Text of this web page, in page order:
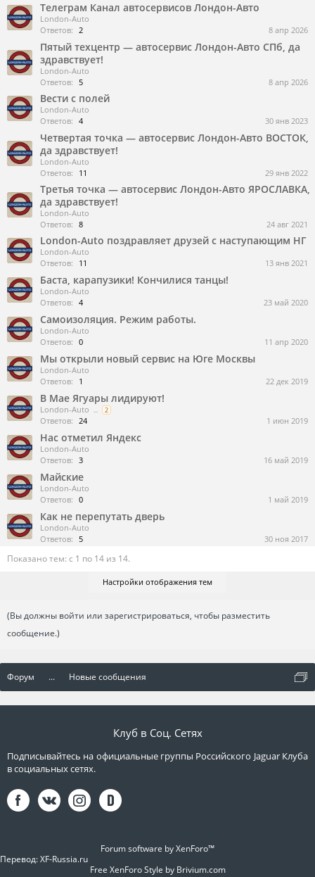
Телеграм Канал автосервисов Лондон-Авто
London-Auto
Ответов: 2 8 апр 2026
Пятый техцентр — автосервис Лондон-Авто СПб, да
здравствует!
London-Auto
Ответов: 5 8 апр 2026
Вести с полей
London-Auto
Ответов: 4 30 янв 2023
Четвертая точка — автосервис Лондон-Авто ВОСТОК,
да здравствует!
London-Auto
Ответов:
11 29 янв 2022
Третья точка — автосервис Лондон-Авто ЯРОСЛАВКА,
да здравствует!
London-Auto
Ответов: 8 24 авг 2021
London-Auto поздравляет друзей с наступающим НГ
London-Auto
Ответов:
11 13 янв 2021
Баста, карапузики! Кончилися танцы!
London-Auto
Ответов: 4 23 май 2020
Самоизоляция. Режим работы.
London-Auto
Ответов: 0 11 апр 2020
Мы открыли новый сервис на Юге Москвы
London-Auto
Ответов:
1 22 дек 2019
В Мае Ягуары лидируют!
London-Auto ... 2
Ответов: 24 1 июн 2019
Нас отметил Яндекс
London-Auto
Ответов: 3 16 май 2019
Майские
London-Auto
Ответов: 0 1 май 2019
Как не перепутать дверь
London-Auto
Ответов: 5 30 ноя 2017
Показано тем: с 1 по 14 из 14.
Настройки отображения тем
(Вы должны войти или зарегистрироваться, чтобы разместить
сообщение.)
Форум ... Новые сообщения
Клуб в Соц. Сетях
Подписывайтесь на официальные группы Российского Jaguar Клуба
в социальных сетях.
Forum software by XenForo™
Перевод:XF-Russia.ru
Free XenForo Style by Brivium.com